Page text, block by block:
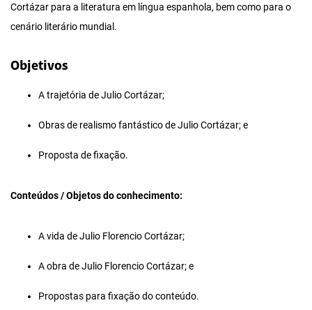
Cortázar para a literatura em língua espanhola, bem como para o
cenário literário mundial.
Objetivos
A trajetória de Julio Cortázar;
Obras de realismo fantástico de Julio Cortázar; e
Proposta de fixação.
Conteúdos / Objetos do conhecimento:
A vida de Julio Florencio Cortázar;
A obra de Julio Florencio Cortázar; e
Propostas para fixação do conteúdo.